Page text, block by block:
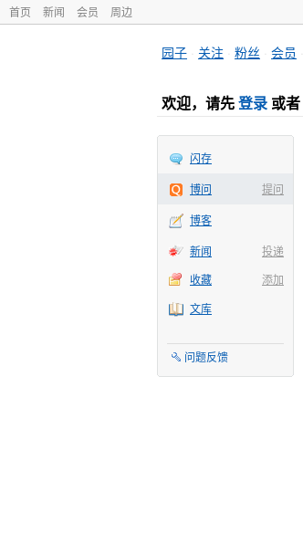
首页 新闻 会员 周边
园子 关注 粉丝 会员
欢迎，请先登录 或者
闪存
提问
博问
博客
投递
新闻
添加
收藏
文库
问题反馈